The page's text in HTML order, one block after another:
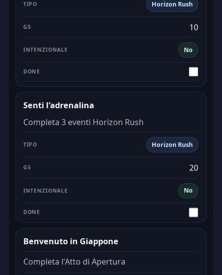
Horizon Rush
No
10
Senti l'adrenalina
Completa 3 eventi Horizon Rush
Horizon Rush
No
20
Benvenuto in Giappone
Completa l'Atto di Apertura